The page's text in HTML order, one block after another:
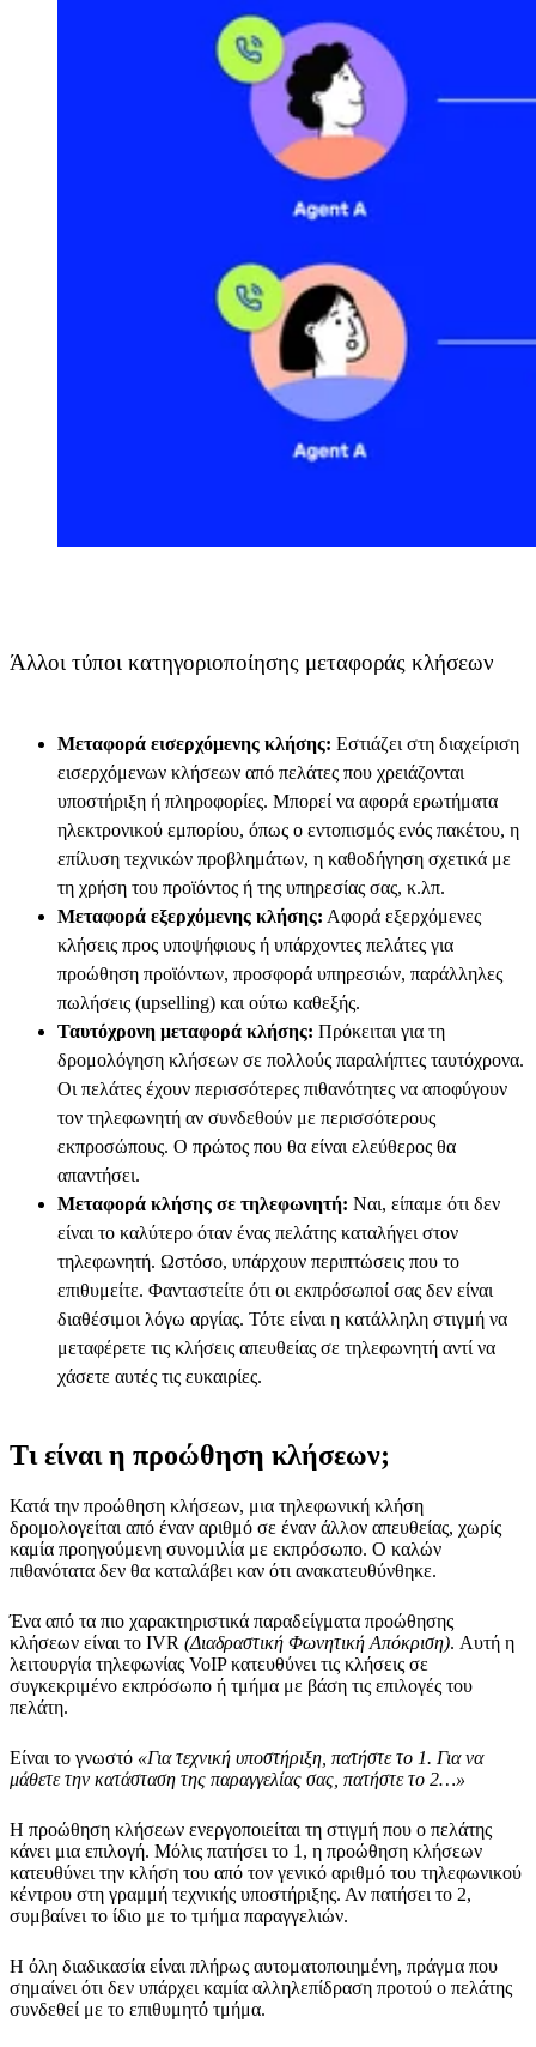
Άλλοι τύποι κατηγοριοποίησης μεταφοράς κλήσεων
Μεταφορά εισερχόμενης κλήσης: Εστιάζει στη διαχείριση
εισερχόμενων κλήσεων από πελάτες που χρειάζονται
υποστήριξη ή πληροφορίες. Μπορεί να αφορά ερωτήματα
ηλεκτρονικού εμπορίου, όπως ο εντοπισμός ενός πακέτου, η
επίλυση τεχνικών προβλημάτων, η καθοδήγηση σχετικά με
τη χρήση του προϊόντος ή της υπηρεσίας σας, κ.λπ.
Μεταφορά εξερχόμενης κλήσης: Αφορά εξερχόμενες
κλήσεις προς υποψήφιους ή υπάρχοντες πελάτες για
προώθηση προϊόντων, προσφορά υπηρεσιών, παράλληλες
πωλήσεις (upselling) και ούτω καθεξής.
Ταυτόχρονη μεταφορά κλήσης: Πρόκειται για τη
δρομολόγηση κλήσεων σε πολλούς παραλήπτες ταυτόχρονα.
Οι πελάτες έχουν περισσότερες πιθανότητες να αποφύγουν
τον τηλεφωνητή αν συνδεθούν με περισσότερους
εκπροσώπους. Ο πρώτος που θα είναι ελεύθερος θα
απαντήσει.
Μεταφορά κλήσης σε τηλεφωνητή: Ναι, είπαμε ότι δεν
είναι το καλύτερο όταν ένας πελάτης καταλήγει στον
τηλεφωνητή. Ωστόσο, υπάρχουν περιπτώσεις που το
επιθυμείτε. Φανταστείτε ότι οι εκπρόσωποί σας δεν είναι
διαθέσιμοι λόγω αργίας. Τότε είναι η κατάλληλη στιγμή να
μεταφέρετε τις κλήσεις απευθείας σε τηλεφωνητή αντί να
χάσετε αυτές τις ευκαιρίες.
Τι είναι η προώθηση κλήσεων;
Κατά την προώθηση κλήσεων, μια τηλεφωνική κλήση
δρομολογείται από έναν αριθμό σε έναν άλλον απευθείας, χωρίς
καμία προηγούμενη συνομιλία με εκπρόσωπο. Ο καλών
πιθανότατα δεν θα καταλάβει καν ότι ανακατευθύνθηκε.
Ένα από τα πιο χαρακτηριστικά παραδείγματα προώθησης
κλήσεων είναι το IVR (Διαδραστική Φωνητική Απόκριση). Αυτή η
λειτουργία τηλεφωνίας VoIP κατευθύνει τις κλήσεις σε
συγκεκριμένο εκπρόσωπο ή τμήμα με βάση τις επιλογές του
πελάτη.
Είναι το γνωστό «Για τεχνική υποστήριξη, πατήστε το 1. Για να
μάθετε την κατάσταση της παραγγελίας σας, πατήστε το 2…»
Η προώθηση κλήσεων ενεργοποιείται τη στιγμή που ο πελάτης
κάνει μια επιλογή. Μόλις πατήσει το 1, η προώθηση κλήσεων
κατευθύνει την κλήση του από τον γενικό αριθμό του τηλεφωνικού
κέντρου στη γραμμή τεχνικής υποστήριξης. Αν πατήσει το 2,
συμβαίνει το ίδιο με το τμήμα παραγγελιών.
Η όλη διαδικασία είναι πλήρως αυτοματοποιημένη, πράγμα που
σημαίνει ότι δεν υπάρχει καμία αλληλεπίδραση προτού ο πελάτης
συνδεθεί με το επιθυμητό τμήμα.